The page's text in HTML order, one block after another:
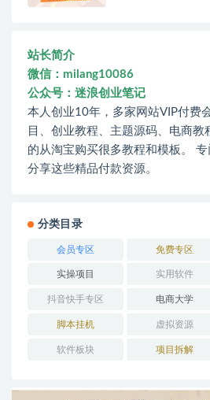
站长简介
微信：milang10086
公众号：迷浪创业笔记
本人创业10年，多家网站VIP付费
目、创业教程、主题源码、电商教
的从淘宝购买很多教程和模板。
分享这些精品付款资源。
分类目录
会员专区 免费专区
实操项目 实用软件
抖音快手专区 电商大学
脚本挂机 虚拟资源
软件板块 项目拆解